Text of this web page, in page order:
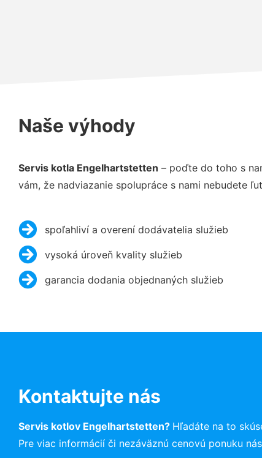
Naše výhody
Servis kotla Engelhartstetten – poďte do toho s
vám, že nadviazanie spolupráce s nami nebudete
spoľahliví a overení dodávatelia služieb
vysoká úroveň kvality služieb
garancia dodania objednaných služieb
Kontaktujte nás
Servis kotlov Engelhartstetten? Hľadáte na to
Pre viac informácií či nezáväznú cenovú ponuku